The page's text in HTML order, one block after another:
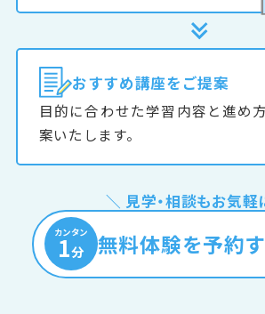
おすすめ講座をご提案
目的に合わせた学習内容と進め
案いたします。
＼ 見学・相談もお気軽
カンタン
1分 無料体験を予約